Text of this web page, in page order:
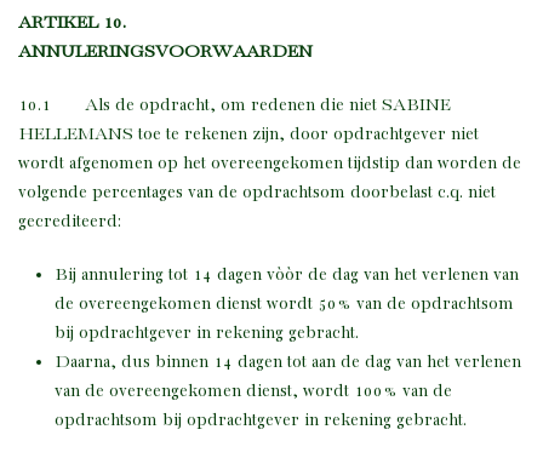
ARTIKEL 10.
ANNULERINGSVOORWAARDEN
10.1 Als de opdracht, om redenen die niet SABINE
HELLEMANS toe te rekenen zijn, door opdrachtgever niet
wordt afgenomen op het overeengekomen tijdstip dan worden de
volgende percentages van de opdrachtsom doorbelast c.q. niet
gecrediteerd:
Bij annulering tot 14 dagen vòòr de dag van het verlenen van
de overeengekomen dienst wordt 50% van de opdrachtsom
bij opdrachtgever in rekening gebracht.
Daarna, dus binnen 14 dagen tot aan de dag van het verlenen
van de overeengekomen dienst, wordt 100% van de
opdrachtsom bij opdrachtgever in rekening gebracht.